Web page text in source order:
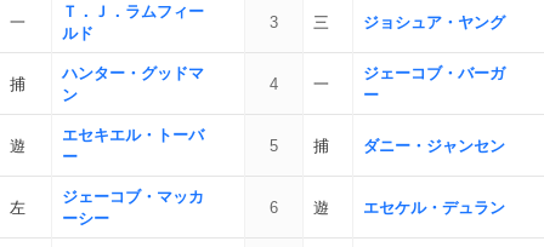
一
Ｔ．Ｊ．ラムフィー
ルド
3 三 ジョシュア・ヤング
捕
ハンター・グッドマ
ン
4 一
ジェーコブ・バーガ
ー
遊
エセキエル・トーバ
ー
5 捕 ダニー・ジャンセン
左
ジェーコブ・マッカ
ーシー
6 遊 エセケル・デュラン